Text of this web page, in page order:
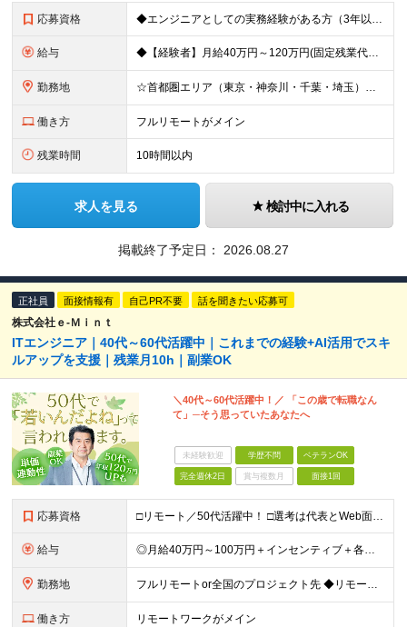
応募資格 ◆エンジニアとしての実務経験がある方（3年以上） └システムやアプリの設計・開発、インフラ設計・構築の経験のある方を想定 ◆マネジメント経験は不問 ◆学歴不問／ブランクOK 【こんな方も歓迎です！】
給与 ◆【経験者】月給40万円～120万円(固定残業代含む)+各種手当 ※月30時間（76,000円～）の固定残業代を含みます。 ※上記を超える時間外労働分は追加で支給。 ※6ヶ月の試用期間あり（条件に変動
勤務地 ☆首都圏エリア（東京・神奈川・千葉・埼玉）・名古屋・大阪・福岡を中心とした全国各地のプロジェクト先に参画いただきます。 ※希望をヒアリングした上で決定します ☆全国各地からフルリモートOK 【本社】
働き方 フルリモートがメイン
残業時間 10時間以内
求人を見る 検討中に入れる
掲載終了予定日： 2026.08.27
正社員 面接情報有 自己PR不要 話を聞きたい応募可
株式会社ｅ‐Ｍｉｎｔ
ITエンジニア｜40代～60代活躍中｜これまでの経験+AI活用でスキ
ルアップを支援｜残業月10h｜副業OK
＼40代～60代活躍中！／ 「この歳で転職なん
て」─そう思っていたあなたへ
未経験歓迎 学歴不問 ベテランOK
完全週休2日 賞与複数月 面接1回
応募資格 □リモート／50代活躍中！ □選考は代表とWeb面談1回のみ □カジュアル面談も大歓迎！ 【応募条件】 ◎ITエンジニアの開発の実務経験をお持ちの方 └言語・業界・ジャンル不問（インフラ案件も多数！
給与 ◎月給40万円～100万円＋インセンティブ＋各種手当 ・年収120万〜300万円UPの実績も！ ・平均年収UP率は1.1～1.3倍 ・案件単価100%公開 × 単価連動の給与制度 ・能力等を考慮の上
勤務地 フルリモートor全国のプロジェクト先 ◆リモート実施率80% ◆UIターン歓迎！転勤なし ※(変更の範囲)上記を除く当社関連勤務地 本社：東京都新宿区西新宿3-9-23 西新宿大和ビル3F ＼AI
働き方 リモートワークがメイン